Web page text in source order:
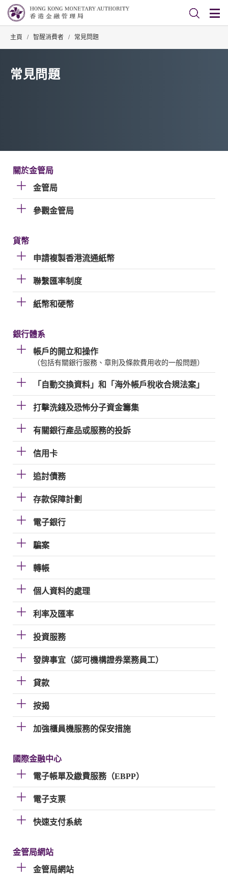
主頁 / 智醒消費者 / 常見問題
常見問題
關於金管局
金管局
參觀金管局
貨幣
申請複製香港流通紙幣
聯繫匯率制度
紙幣和硬幣
銀行體系
帳戶的開立和操作
（包括有關銀行服務、章則及條款費用收的一般問題）
「自動交換資料」和「海外帳戶稅收合規法案」
打擊洗錢及恐怖分子資金籌集
有關銀行產品或服務的投訴
信用卡
追討債務
存款保障計劃
電子銀行
騙案
轉帳
個人資料的處理
利率及匯率
投資服務
發牌事宜（認可機構證券業務員工）
貸款
按揭
加強櫃員機服務的保安措施
國際金融中心
電子帳單及繳費服務（EBPP）
電子支票
快速支付系統
金管局網站
金管局網站